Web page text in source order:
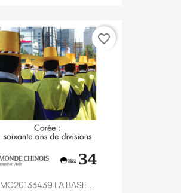
MC20133439 LA BASE...
favorite_border